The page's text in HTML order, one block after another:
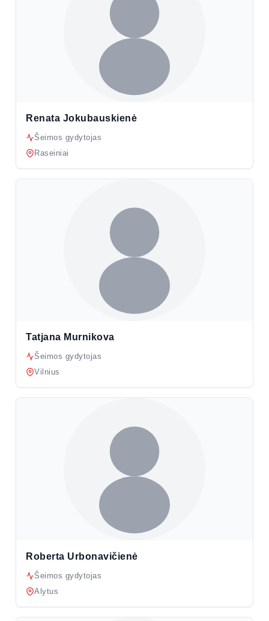
Renata Jokubauskienė
Šeimos gydytojas
Raseiniai
Tatjana Murnikova
Šeimos gydytojas
Vilnius
Roberta Urbonavičienė
Šeimos gydytojas
Alytus